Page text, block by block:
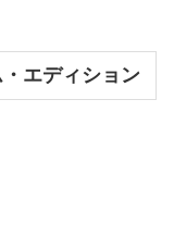
エディション